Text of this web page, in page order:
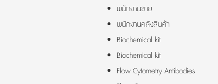
พนักงานขาย
พนักงานคลังสินค้า
Biochemical kit
Biochemical kit
Flow Cytometry Antibodies